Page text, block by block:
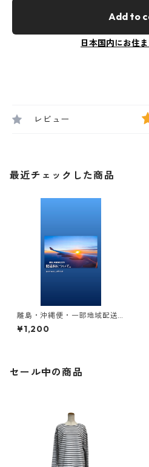
Add to
日本国内にお住
レビュー
最近チェックした商品
離島・沖縄便・一部地域配送
料【中継手数料】についての
お願い。
¥1,200
セール中の商品